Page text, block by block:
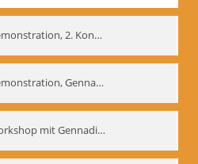
Biomechanik-Demonstration, 2. Kongress der EMF, Mai 1995
Biomechanik-Demonstration, Gennadij Bogdanow im Berliner Ensemble, 04.10.1991
Biomechanik-Workshop mit Gennadij Nikolajewitsch Bogdanow im Mime Centrum Berlin, 1991